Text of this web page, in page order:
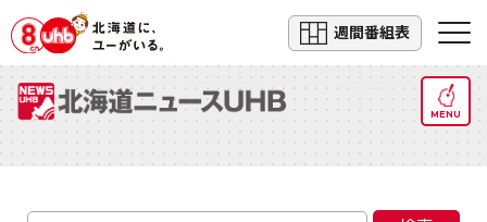
週間番組表
MENU